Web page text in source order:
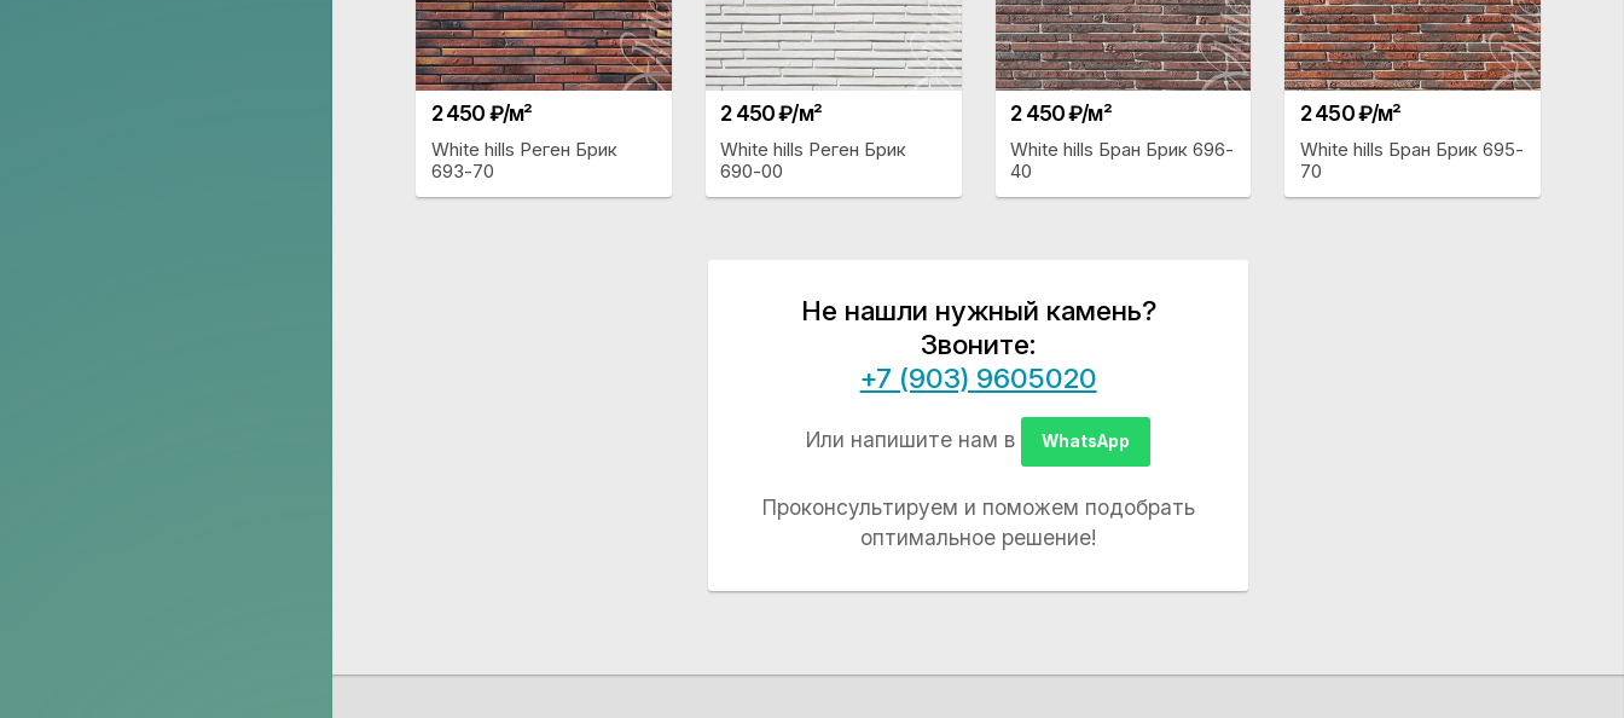
2 450 ₽/м²
White hills Реген Брик
693-70
2 450 ₽/м²
White hills Реген Брик
690-00
2 450 ₽/м²
White hills Бран Брик 696-
40
2 450 ₽/м²
White hills Бран Брик 695-
70
Не нашли нужный камень?
Звоните:
+7 (903) 9605020
Или напишите нам в WhatsApp
Проконсультируем и поможем подобрать
оптимальное решение!